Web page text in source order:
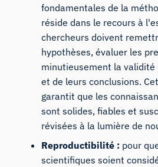
fondamentales de la
réside dans le recours à
chercheurs doivent
hypothèses, évaluer les
minutieusement la validité
et de leurs conclusions.
garantit que les
sont solides, fiables et
révisées à la lumière de
Reproductibilité : pour
scientifiques soient